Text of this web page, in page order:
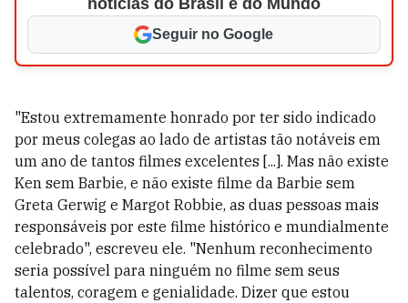
Seguir no Google
"Estou extremamente honrado por ter sido indicado
por meus colegas ao lado de artistas tão notáveis ​​em
um ano de tantos filmes excelentes [...]. Mas não existe
Ken sem Barbie, e não existe filme da Barbie sem
Greta Gerwig e Margot Robbie, as duas pessoas mais
responsáveis ​​por este filme histórico e mundialmente
celebrado", escreveu ele. "Nenhum reconhecimento
seria possível para ninguém no filme sem seus
talentos, coragem e genialidade. Dizer que estou